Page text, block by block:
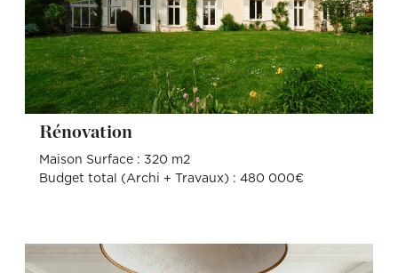
Rénovation
Maison Surface : 320 m2
Budget total (Archi + Travaux) : 480 000€